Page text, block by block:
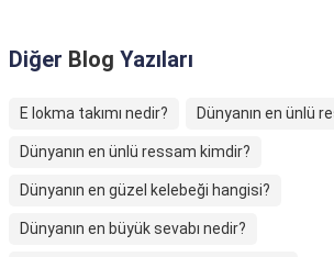
Diğer Blog Yazıları
E lokma takımı nedir? Dünyanın en ünlü
Dünyanın en ünlü ressam kimdir?
Dünyanın en güzel kelebeği hangisi?
Dünyanın en büyük sevabı nedir?